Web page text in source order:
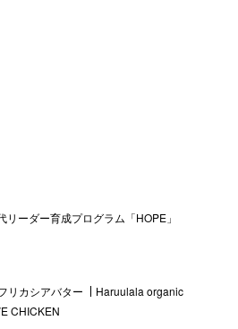
リーダー育成プログラム「HOPE」
リカシアバター
Haruulala organic
CHICKEN